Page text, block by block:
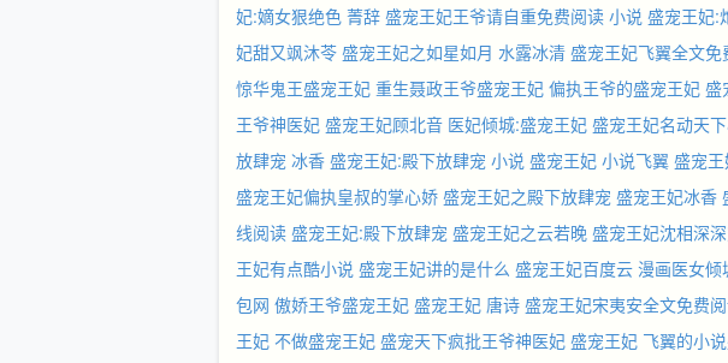
妃:嫡女狠绝色 菁辞 盛宠王妃王爷请自重免费阅读 小说 盛宠王妃:
妃甜又飒沐苓 盛宠王妃之如星如月 水露冰清 盛宠王妃飞翼全文免
惊华鬼王盛宠王妃 重生聂政王爷盛宠王妃 偏执王爷的盛宠王妃 盛
王爷神医妃 盛宠王妃顾北音 医妃倾城:盛宠王妃 盛宠王妃名动天
放肆宠 冰香 盛宠王妃:殿下放肆宠 小说 盛宠王妃 小说飞翼 盛宠
盛宠王妃偏执皇叔的掌心娇 盛宠王妃之殿下放肆宠 盛宠王妃冰香
线阅读 盛宠王妃:殿下放肆宠 盛宠王妃之云若晚 盛宠王妃沈相深
王妃有点酷小说 盛宠王妃讲的是什么 盛宠王妃百度云 漫画医女倾
包网 傲娇王爷盛宠王妃 盛宠王妃 唐诗 盛宠王妃宋夷安全文免费
王妃 不做盛宠王妃 盛宠天下疯批王爷神医妃 盛宠王妃 飞翼的小